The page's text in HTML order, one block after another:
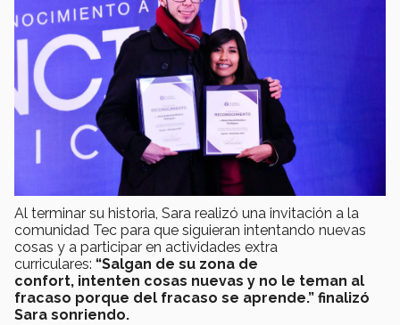
Al terminar su historia, Sara realizó una invitación a la
comunidad Tec para que siguieran intentando nuevas
cosas y a participar en actividades extra
curriculares: “Salgan de su zona de
confort, intenten cosas nuevas y no le teman al
fracaso porque del fracaso se aprende.” finalizó
Sara sonriendo.